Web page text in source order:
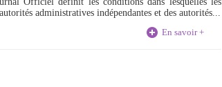
administratives indépendantes et des autorités...
En savoir +